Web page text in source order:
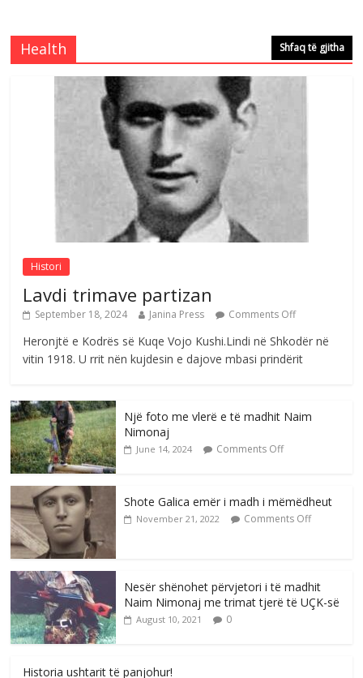
e invalidëve në Fushë Kosovë
Comments Off
Çlirimtari Agron Gërvalla me takime pune
në atdhe të shoqerisë Levizja
August 3, 2026 Comments Off
Postim me vlera nga artistja e mirëfilltë
Mimoza Gjoni
August 6, 2026 Comments Off
Health Shfaq të gjitha
Histori
Lavdi trimave partizan
September 18, 2024 Janina Press Comments Off
Heronjtë e Kodrës së Kuqe Vojo Kushi.Lindi në Shkodër në
vitin 1918. U rrit nën kujdesin e dajove mbasi prindërit
Një foto me vlerë e të madhit Naim
Nimonaj
June 14, 2024 Comments Off
Shote Galica emër i madh i mëmëdheut
November 21, 2022 Comments Off
Nesër shënohet përvjetori i të madhit
Naim Nimonaj me trimat tjerë të UÇK-së
August 10, 2021 0
Historia ushtarit të panjohur!